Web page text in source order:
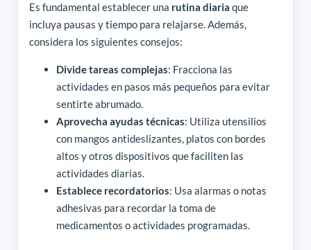
Es fundamental establecer una rutina diaria que
incluya pausas y tiempo para relajarse. Además,
considera los siguientes consejos:
Divide tareas complejas: Fracciona las
actividades en pasos más pequeños para evitar
sentirte abrumado.
Aprovecha ayudas técnicas: Utiliza utensilios
con mangos antideslizantes, platos con bordes
altos y otros dispositivos que faciliten las
actividades diarias.
Establece recordatorios: Usa alarmas o notas
adhesivas para recordar la toma de
medicamentos o actividades programadas.